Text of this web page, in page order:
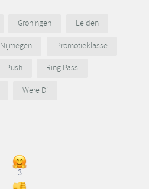
Groningen
Leiden
Nijmegen
Promotieklasse
Push
Ring Pass
Were Di
3